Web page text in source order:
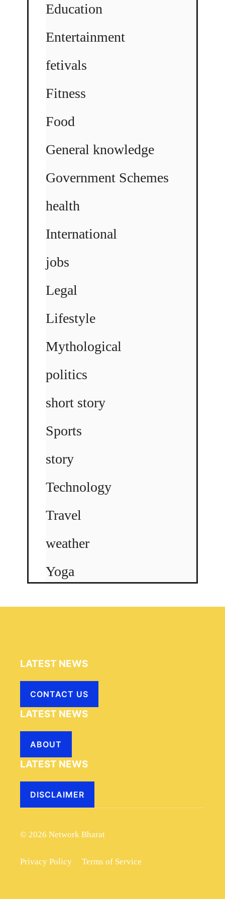
Education
Entertainment
fetivals
Fitness
Food
General knowledge
Government Schemes
health
International
jobs
Legal
Lifestyle
Mythological
politics
short story
Sports
story
Technology
Travel
weather
Yoga
LATEST NEWS
CONTACT US
LATEST NEWS
ABOUT
LATEST NEWS
DISCLAIMER
© 2026 Network Bharat
Privacy Policy Terms of Service